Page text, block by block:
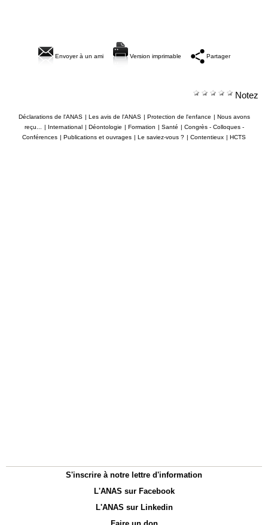
Envoyer à un ami Version imprimable Partager
Notez
Déclarations de l'ANAS | Les avis de l'ANAS | Protection de l'enfance | Nous avons
reçu...
| International | Déontologie | Formation | Santé | Congrès - Colloques -
Conférences | Publications et ouvrages | Le saviez-vous ? | Contentieux | HCTS
S'inscrire à notre lettre d'information
L'ANAS sur Facebook
L'ANAS sur Linkedin